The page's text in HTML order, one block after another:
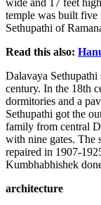
temple was built five
Sethupathi of
Read this also:
Dalavaya Sethupathi
century. In the 18th
dormitories and a
Sethupathi got the
family from central
with nine gates. The
repaired in 1907-
Kumbhabhishek
architecture